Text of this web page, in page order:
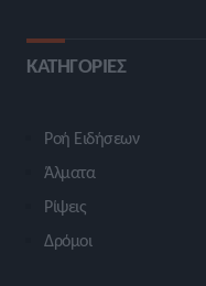
ΚΑΤΗΓΟΡΙΕΣ
Ροή Ειδήσεων
Άλματα
Ρίψεις
Δρόμοι